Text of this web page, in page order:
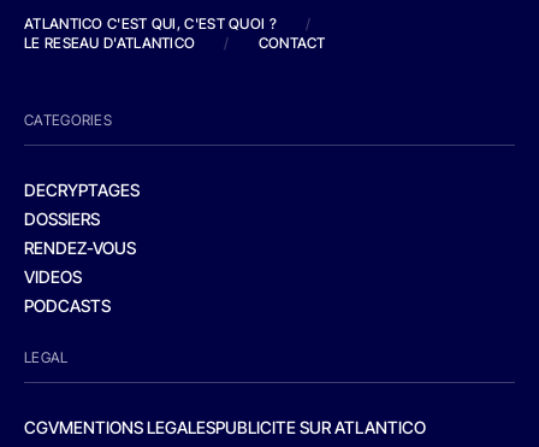
ATLANTICO C'EST QUI, C'EST QUOI ?
/
LE RESEAU D'ATLANTICO
/ CONTACT
CATEGORIES
DECRYPTAGES
DOSSIERS
RENDEZ-VOUS
VIDEOS
PODCASTS
LEGAL
CGVMENTIONS LEGALESPUBLICITE SUR ATLANTICO